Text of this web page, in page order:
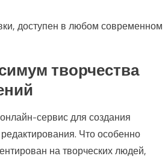
доступен в любом современном
творчества
сервис для создания
Что особенно
на творческих людей,